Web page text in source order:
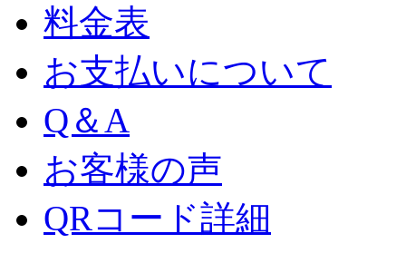
料金表
お支払いについて
Q＆A
お客様の声
QRコード詳細